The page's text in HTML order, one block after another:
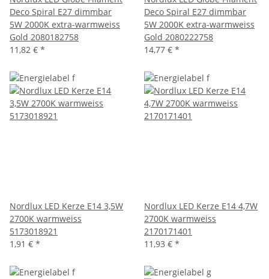
Deco Spiral E27 dimmbar
5W 2000K extra-warmweiss
Gold 2080182758
11,82 € *
Deco Spiral E27 dimmbar
5W 2000K extra-warmweiss
Gold 2080222758
14,77 € *
Nordlux LED Kerze E14 3,5W
2700K warmweiss
5173018921
1,91 € *
Nordlux LED Kerze E14 4,7W
2700K warmweiss
2170171401
11,93 € *